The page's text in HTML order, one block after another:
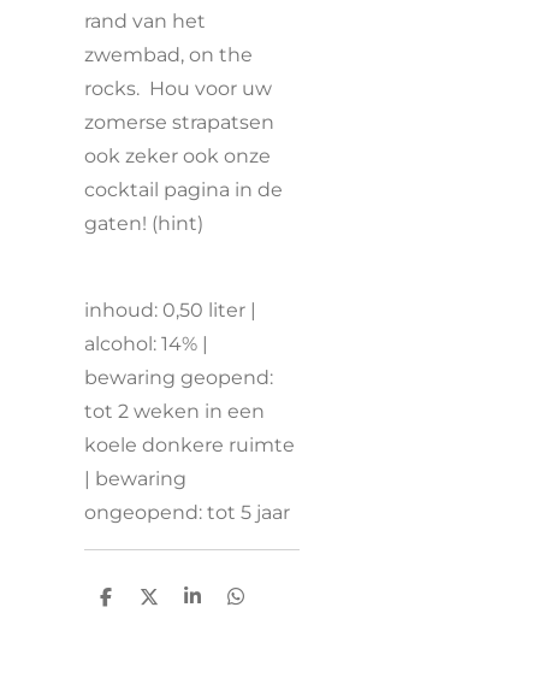
rand van het
zwembad, on the
rocks. Hou voor uw
zomerse strapatsen
ook zeker ook onze
cocktail pagina in de
gaten! (hint)
inhoud: 0,50 liter |
alcohol: 14% |
bewaring geopend:
tot 2 weken in een
koele donkere ruimte
| bewaring
ongeopend: tot 5 jaar
D
D
S
D